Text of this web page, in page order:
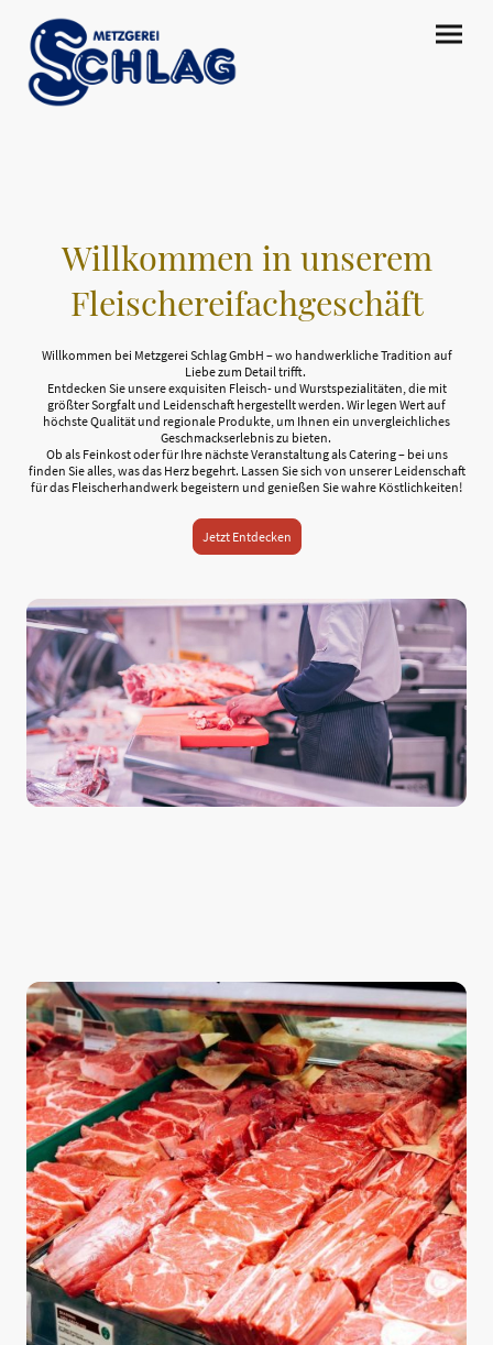
Willkommen in unserem
Fleischereifachgeschäft
Willkommen bei Metzgerei Schlag GmbH – wo handwerkliche Tradition auf
Liebe zum Detail trifft.
Entdecken Sie unsere exquisiten Fleisch- und Wurstspezialitäten, die mit
größter Sorgfalt und Leidenschaft hergestellt werden. Wir legen Wert auf
höchste Qualität und regionale Produkte, um Ihnen ein unvergleichliches
Geschmackserlebnis zu bieten.
Ob als Feinkost oder für Ihre nächste Veranstaltung als Catering – bei uns
finden Sie alles, was das Herz begehrt. Lassen Sie sich von unserer Leidenschaft
für das Fleischerhandwerk begeistern und genießen Sie wahre Köstlichkeiten!
Jetzt Entdecken